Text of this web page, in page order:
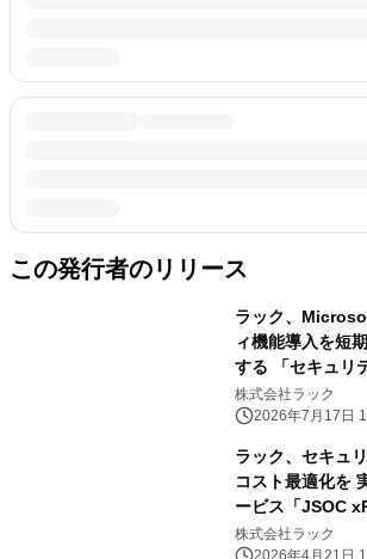
この発行者のリリース
ラック、
ィ機能導入を短
する 「セキュリ
Microsoft 365」
株式会社ラック
2026年7月17日
ラック、セキュ
コスト最適化を
ービス「JSOC
提供
株式会社ラック
2026年4月21日